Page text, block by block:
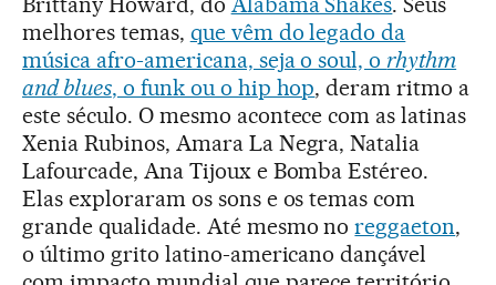
melhores temas, que vêm do legado da
música afro-americana, seja o soul, orhythm
and blues, o funk ou o hip hop, deram ritmo a
este século. O mesmo acontece com as latinas
Xenia Rubinos, Amara La Negra, Natalia
Lafourcade, Ana Tijoux e Bomba Estéreo.
Elas exploraram os sons e os temas com
grande qualidade. Até mesmo noreggaeton,
o último grito latino-americano dançável